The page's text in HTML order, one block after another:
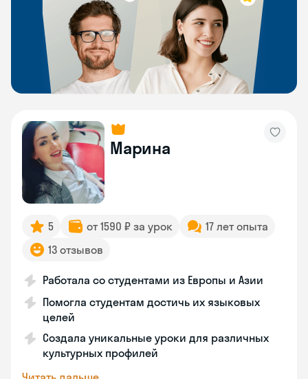
Марина
5 от 1590 ₽ за урок
17 лет опыта
13 отзывов
Работала со студентами из Европы и Азии
Помогла студентам достичь их языковых
целей
Создала уникальные уроки для различных
культурных профилей